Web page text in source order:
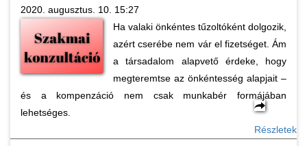
2020. augusztus. 10. 15:27
Ha valaki önkéntes tűzoltóként dolgozik,
azért cserébe nem vár el fizetséget. Ám
a társadalom alapvető érdeke, hogy
megteremtse az önkéntesség alapjait –
és a kompenzáció nem csak munkabér formájában
lehetséges.
Részletek